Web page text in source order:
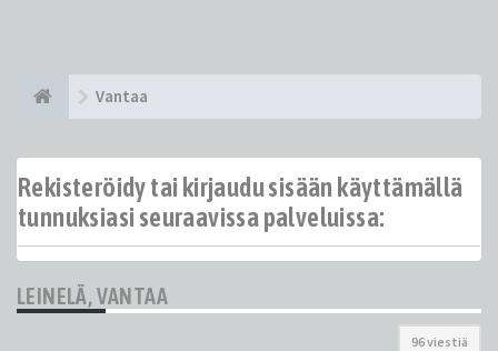
Vantaa
Rekisteröidy tai kirjaudu sisään käyttämällä
tunnuksiasi seuraavissa palveluissa:
LEINELÄ, VANTAA
96 viestiä